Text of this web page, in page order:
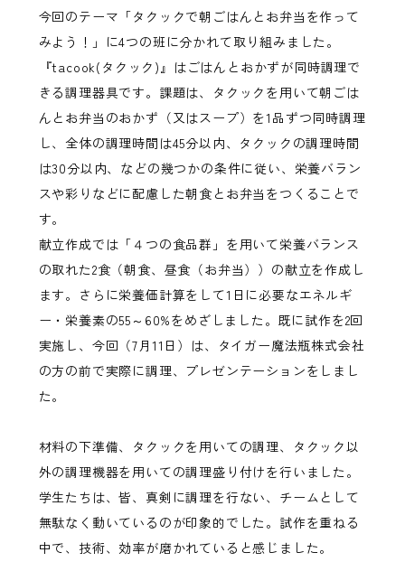
今回のテーマ「タクックで朝ごはんとお弁当を作って
みよう！」に4つの班に分かれて取り組みました。
『tacook(タクック)』はごはんとおかずが同時調理で
きる調理器具です。課題は、タクックを用いて朝ごは
んとお弁当のおかず（又はスープ）を1品ずつ同時調理
し、全体の調理時間は45分以内、タクックの調理時間
は30分以内、などの幾つかの条件に従い、栄養バラン
スや彩りなどに配慮した朝食とお弁当をつくることで
す。
献立作成では「４つの食品群」を用いて栄養バランス
の取れた2食（朝食、昼食（お弁当））の献立を作成し
ます。さらに栄養価計算をして1日に必要なエネルギ
ー・栄養素の55～60%をめざしました。既に試作を2回
実施し、今回（7月11日）は、タイガー魔法瓶株式会社
の方の前で実際に調理、プレゼンテーションをしまし
た。
材料の下準備、タクックを用いての調理、タクック以
外の調理機器を用いての調理盛り付けを行いました。
学生たちは、皆、真剣に調理を行ない、チームとして
無駄なく動いているのが印象的でした。試作を重ねる
中で、技術、効率が磨かれていると感じました。